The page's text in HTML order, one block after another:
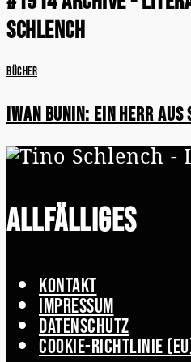
Schlench
Bücher
Iwan Bunin: Ein Herr aus
Allfälliges
Kontakt
Impressum
Datenschutz
Cookie-Richtlinie